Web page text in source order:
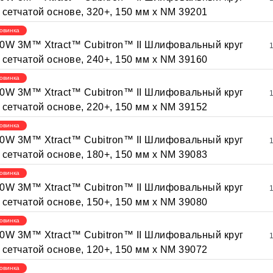
сетчатой основе, 320+, 150 мм х NM 39201
3M™ Xtract™ Cubitron™ II Шлифовальный круг
сетчатой основе, 240+, 150 мм х NM 39160
3M™ Xtract™ Cubitron™ II Шлифовальный круг
сетчатой основе, 220+, 150 мм х NM 39152
3M™ Xtract™ Cubitron™ II Шлифовальный круг
сетчатой основе, 180+, 150 мм х NM 39083
3M™ Xtract™ Cubitron™ II Шлифовальный круг
сетчатой основе, 150+, 150 мм х NM 39080
3M™ Xtract™ Cubitron™ II Шлифовальный круг
сетчатой основе, 120+, 150 мм х NM 39072